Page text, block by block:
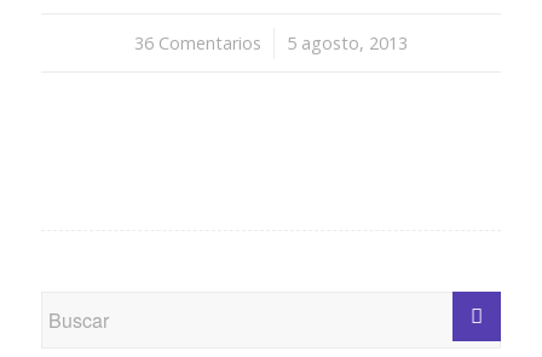
36 Comentarios
/ 5 agosto, 2013